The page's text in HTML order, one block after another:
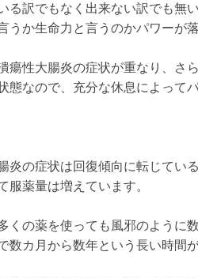
る訳でもなく出来ない訳でも無
うか生命力と言うのかパワーが
瘍性大腸炎の症状が重なり、さ
態なので、充分な休息によって
炎の症状は回復傾向に転じてい
服薬量は増えています。
くの薬を使っても風邪のように
数カ月から数年という長い時間